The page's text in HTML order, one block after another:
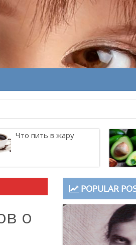
Что пить в жару
о
POPULAR